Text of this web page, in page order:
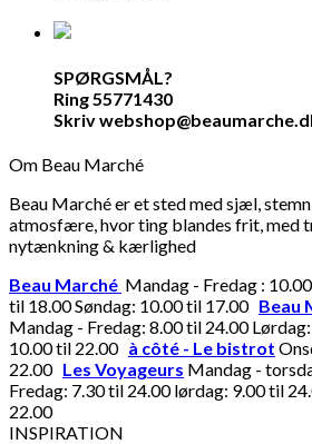
SPØRGSMÅL?
Ring 55771430
Skriv
Om Beau Marché
Beau Marché er et sted med sjæl,
atmosfære, hvor ting blandes frit, med
nytænkning & kærlighed
Beau Marché Mandag - Fredag :
til 18.00 Søndag: 10.00 til 17.00 Beau
Mandag - Fredag: 8.00 til 24.00
10.00 til 22.00 à côté - Le bistrot
22.00 Les Voyageurs Mandag -
Fredag: 7.30 til 24.00 lørdag: 9.00 til
22.00
INSPIRATION